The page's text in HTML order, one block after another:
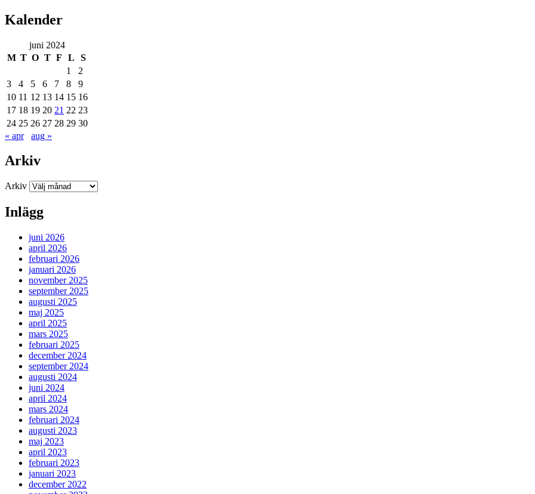
Kalender
juni 2024
M T O T F L
S
1
2
3
4 5 6 7 8
9
10 11 12 13 14 15 16
17 18 19 20 21 22 23
24 25 26 27 28 29 30
« apr
aug »
Arkiv
Arkiv
Inlägg
juni 2026
april 2026
februari 2026
januari 2026
november 2025
september 2025
augusti 2025
maj 2025
april 2025
mars 2025
februari 2025
december 2024
september 2024
augusti 2024
juni 2024
april 2024
mars 2024
februari 2024
augusti 2023
maj 2023
april 2023
februari 2023
januari 2023
december 2022